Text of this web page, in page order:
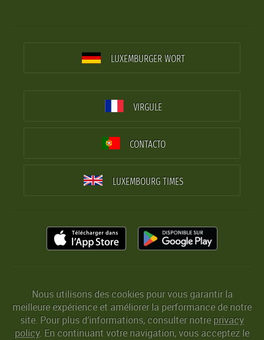
LUXEMBURGER WORT
VIRGULE
CONTACTO
LUXEMBOURG TIMES
Nous utilisons des cookies pour vous garantir la
meilleure expérience et améliorer la performance de notre
site. Pour plus d’informations, consulter notreprivacy
policy. En continuant votre navigation, vous acceptez le